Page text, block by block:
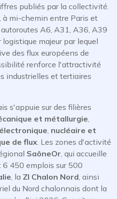
publiés par la collectivité.
à mi-chemin entre Paris et
A6, A31, A36, A39
majeur par lequel
des flux européens de
renforce l'attractivité
industrielles et tertiaires
s'appuie sur des filières
et métallurgie,
, nucléaire et
de flux. Les zones d'activité
SaôneOr, qui accueille
450 emplois sur 500
, la ZI Chalon Nord, ainsi
du Nord chalonnais dont la